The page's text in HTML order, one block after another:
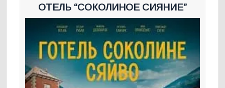
ОТЕЛЬ “СОКОЛИНОЕ СИЯНИЕ”